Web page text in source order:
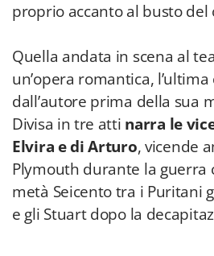
proprio accanto al busto del
Quella andata in scena al
un’opera romantica,
dall’autore prima della sua
Divisa in tre atti narra le
Elvira e di Arturo, vicende
Plymouth durante la guerra
metà Seicento tra i Puritani
e gli Stuart dopo la